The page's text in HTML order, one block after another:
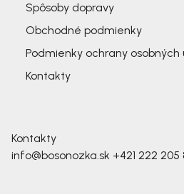
Spôsoby dopravy
Obchodné podmienky
Podmienky ochrany osobných
Kontakty
Kontakty
info@bosonozka.sk +421 222 205